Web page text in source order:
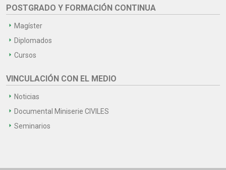
POSTGRADO Y FORMACIÓN CONTINUA
Magíster
Diplomados
Cursos
VINCULACIÓN CON EL MEDIO
Noticias
Documental Miniserie CIVILES
Seminarios